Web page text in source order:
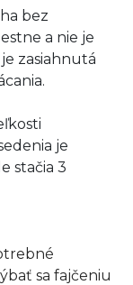
bez
a nie je
zasiahnutá
je
stačia 3
sa fajčeniu